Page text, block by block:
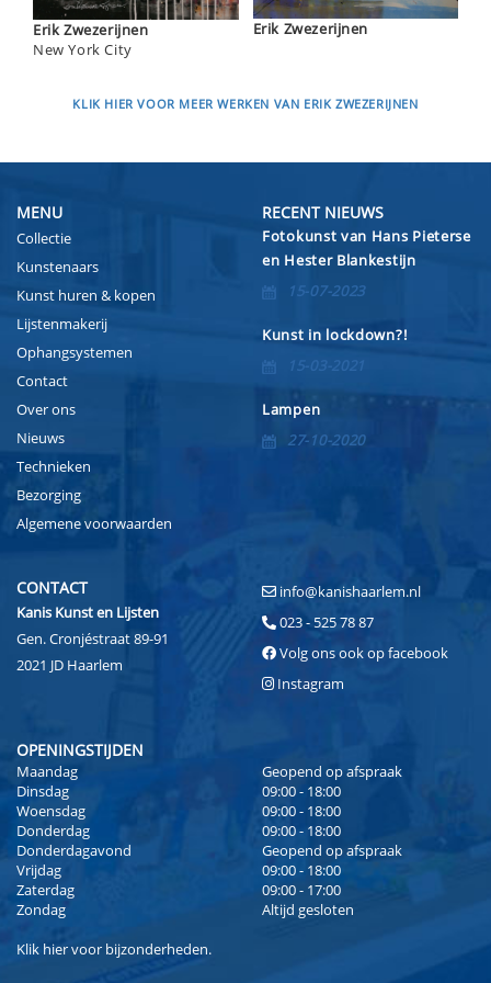
Erik Zwezerijnen
New York City
Erik Zwezerijnen
KLIK HIER VOOR MEER WERKEN VAN ERIK ZWEZERIJNEN
MENU
Collectie
Kunstenaars
Kunst huren & kopen
Lijstenmakerij
Ophangsystemen
Contact
Over ons
Nieuws
Technieken
Bezorging
Algemene voorwaarden
RECENT NIEUWS
Fotokunst van Hans Pieterse
en Hester Blankestijn
15-07-2023
Kunst in lockdown?!
15-03-2021
Lampen
27-10-2020
CONTACT
Kanis Kunst en Lijsten
Gen. Cronjéstraat 89-91
2021 JD Haarlem
info@kanishaarlem.nl
023 - 525 78 87
Volg ons ook op facebook
Instagram
OPENINGSTIJDEN
Maandag
Geopend op afspraak
Dinsdag
09:00 - 18:00
Woensdag
09:00 - 18:00
Donderdag
09:00 - 18:00
Donderdagavond
Geopend op afspraak
Vrijdag
09:00 - 18:00
Zaterdag
09:00 - 17:00
Zondag
Altijd gesloten
Klik hiervoor bijzonderheden.